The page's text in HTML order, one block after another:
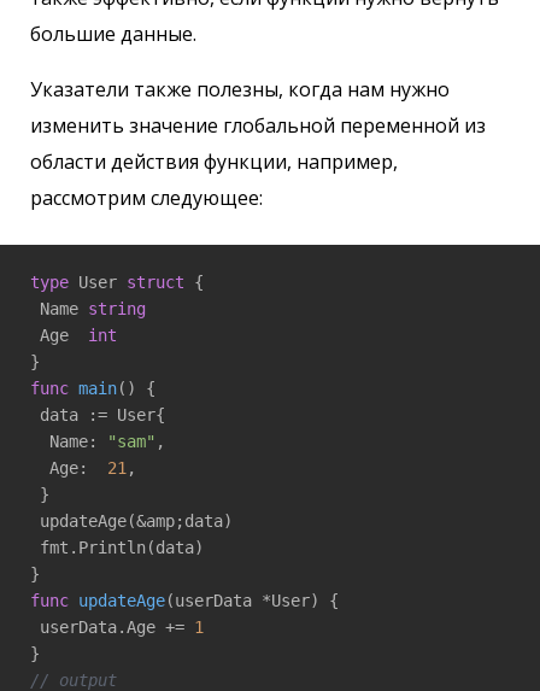
большие данные.
Указатели также полезны, когда нам нужно
изменить значение глобальной переменной из
области действия функции, например,
рассмотрим следующее:
type User struct {
Name string
Age int
func main()
{
data := User{
  Name:
"sam" ,
  Age:
21 ,
}
updateAge(&amp;data)
fmt.Println(data)
func updateAge(userData *User)
{
userData.Age += 1
// output